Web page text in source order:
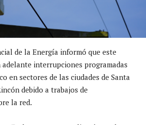
de la Energía informó que este
adelante interrupciones programadas
en sectores de las ciudades de Santa
debido a trabajos de
la red.